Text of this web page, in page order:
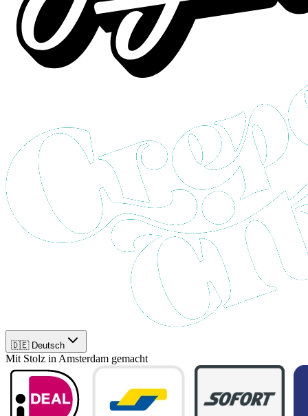
🇩🇪 Deutsch
Mit Stolz in Amsterdam gemacht